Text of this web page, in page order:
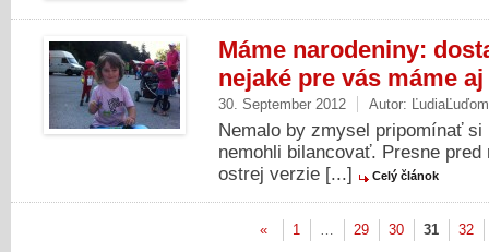
Máme narodeniny:
nejaké pre vás máme
30. September 2012 Autor:
Nemalo by zmysel pripomínať
nemohli bilancovať. Presne
ostrej verzie [...]
Celý článok
« 1 … 29 30 31 32